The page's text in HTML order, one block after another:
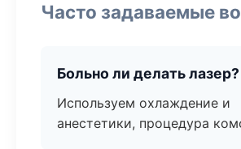
Часто задаваемые
Больно ли делать лазер?
Используем охлаждение и
анестетики, процедура